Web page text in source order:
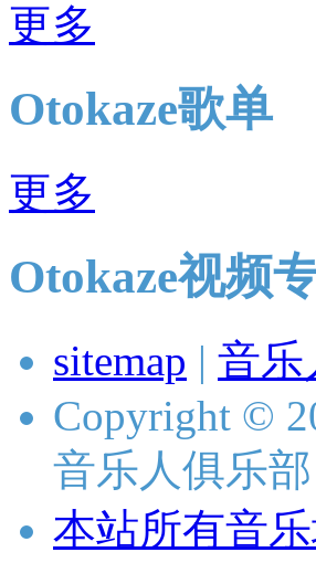
更多
Otokaze歌单
更多
Otokaze视频
sitemap | 音乐
Copyright ©
音乐人俱乐
本站所有音